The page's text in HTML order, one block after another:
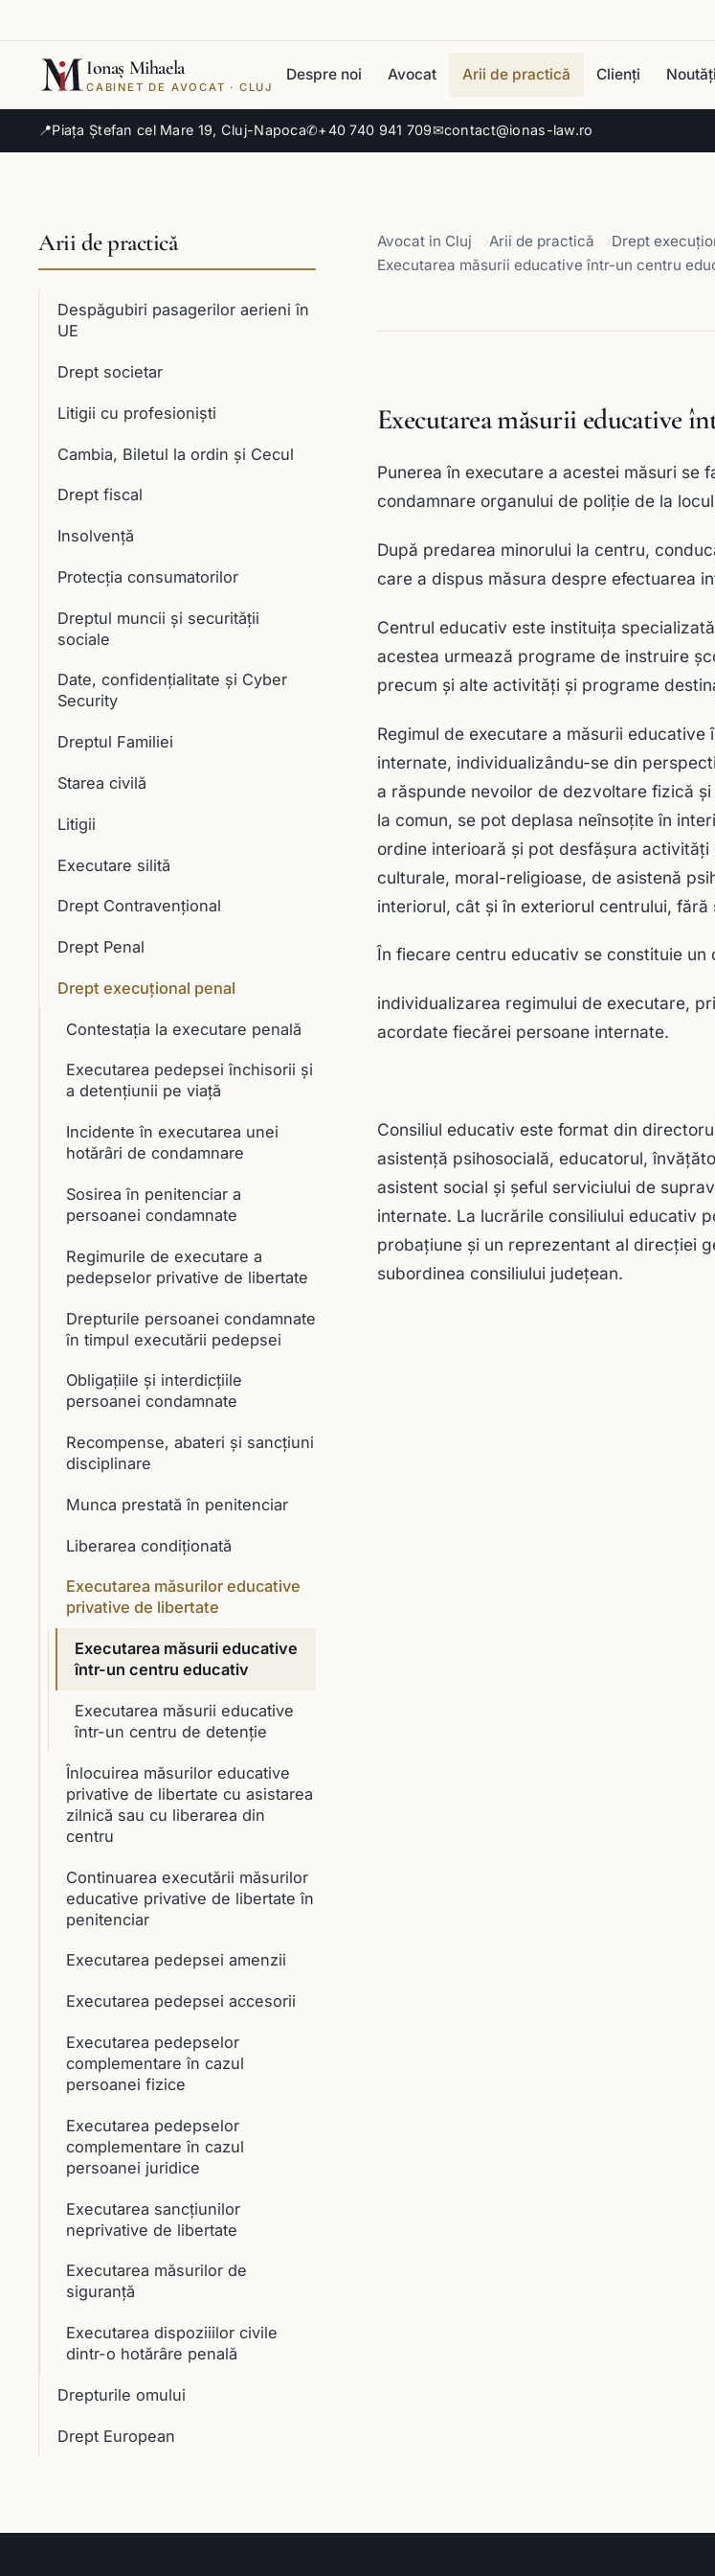
📍Piața Ștefan cel Mare 19, Cluj-Napoca✆+40 740 941 709✉contact@ionas-law.ro
Ionaș Mihaela
CABINET DE AVOCAT · CLUJ
Despre noi Avocat Arii de practică Clienți Noutăți
Arii de practică
Despăgubiri pasagerilor aerieni în
UE
Drept societar
Litigii cu profesioniști
Cambia, Biletul la ordin și Cecul
Drept fiscal
Insolvență
Protecția consumatorilor
Dreptul muncii și securității
sociale
Date, confidențialitate și Cyber
Security
Dreptul Familiei
Starea civilă
Litigii
Executare silită
Drept Contravențional
Drept Penal
Drept execuţional penal
Contestația la executare penală
Executarea pedepsei închisorii și
a detențiunii pe viață
Incidente în executarea unei
hotărâri de condamnare
Sosirea în penitenciar a
persoanei condamnate
Regimurile de executare a
pedepselor privative de libertate
Drepturile persoanei condamnate
în timpul executării pedepsei
Obligațiile şi interdicțiile
persoanei condamnate
Recompense, abateri şi sancţiuni
disciplinare
Munca prestată în penitenciar
Liberarea condiționată
Executarea măsurilor educative
privative de libertate
Executarea măsurii educative
într-un centru educativ
Executarea măsurii educative
într-un centru de detenţie
Înlocuirea măsurilor educative
privative de libertate cu asistarea
zilnică sau cu liberarea din
centru
Continuarea executării măsurilor
educative privative de libertate în
penitenciar
Executarea pedepsei amenzii
Executarea pedepsei accesorii
Executarea pedepselor
complementare în cazul
persoanei fizice
Executarea pedepselor
complementare în cazul
persoanei juridice
Executarea sancțiunilor
neprivative de libertate
Executarea măsurilor de
siguranţă
Executarea dispoziiilor civile
dintr-o hotărâre penală
Drepturile omului
Drept European
Avocat in Cluj Arii de practică Drept
Executarea măsurii educative într-un centru
Executarea măsurii educative
Punerea în executare a acestei măsuri
condamnare organului de poliţie de la
După predarea minorului la centru,
care a dispus măsura despre efectuarea
Centrul educativ este instituiţa
acestea urmează programe de instruire
precum şi alte activităţi şi programe
Regimul de executare a măsurii
internate, individualizându-se din
a răspunde nevoilor de dezvoltare fizică
la comun, se pot deplasa neînsoţite în
ordine interioară şi pot desfăşura
culturale, moral-religioase, de asistenă
interiorul, cât şi în exteriorul centrului, fără
În fiecare centru educativ se constituie
individualizarea regimului de executare,
acordate fiecărei persoane internate.
Consiliul educativ este format din
asistenţă psihosocială, educatorul,
asistent social şi şeful serviciului de
internate. La lucrările consiliului educativ
probaţiune şi un reprezentant al direcţiei
subordinea consiliului judeţean.